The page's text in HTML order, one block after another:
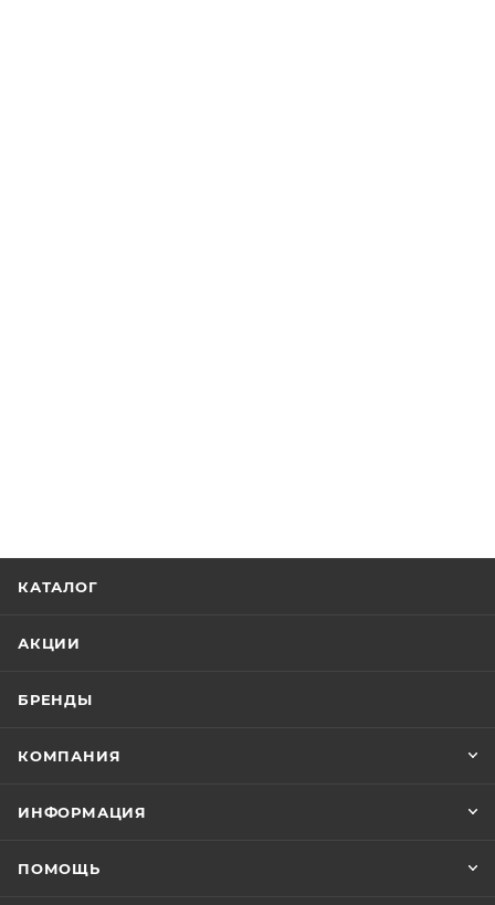
КАТАЛОГ
АКЦИИ
БРЕНДЫ
КОМПАНИЯ
ИНФОРМАЦИЯ
ПОМОЩЬ